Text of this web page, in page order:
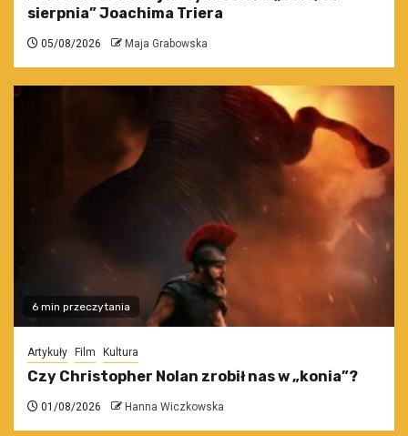
sierpnia” Joachima Triera
05/08/2026 Maja Grabowska
6 min przeczytania
Artykuły Film Kultura
Czy Christopher Nolan zrobił nas w „konia”?
01/08/2026 Hanna Wiczkowska